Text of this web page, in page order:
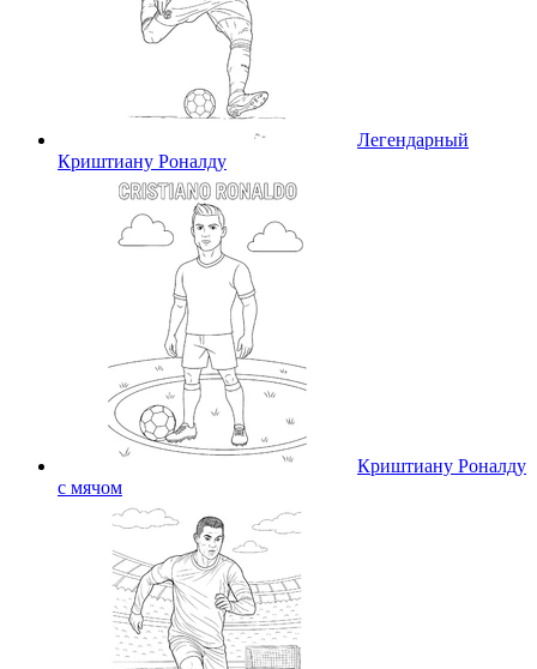
Легендарный
Криштиану Роналду
Криштиану Роналду
с мячом